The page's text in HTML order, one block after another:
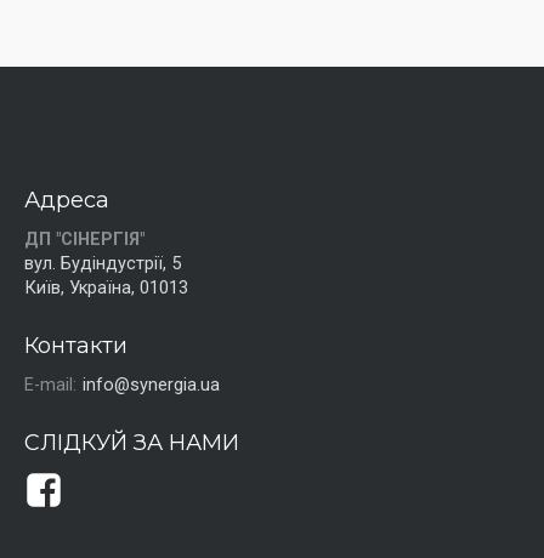
Адреса
ДП "СІНЕРГІЯ"
вул. Будіндустрії, 5
Київ, Україна, 01013
Контакти
E-mail: info@synergia.ua
СЛІДКУЙ ЗА НАМИ